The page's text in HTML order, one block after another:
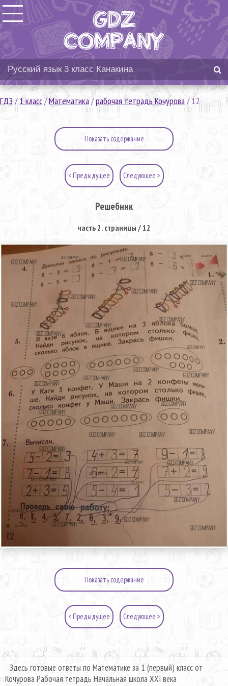
ГДЗ/1 класс/Математика/рабочая тетрадь Кочурова/12
Показать содержание
< Предыдущее Следующее >
Решебник
часть 2. страницы / 12
Показать содержание
< Предыдущее Следующее >
Здесь готовые ответы по Математике за 1 (первый) класс от
Кочурова Рабочая тетрадь Начальная школа XXI века